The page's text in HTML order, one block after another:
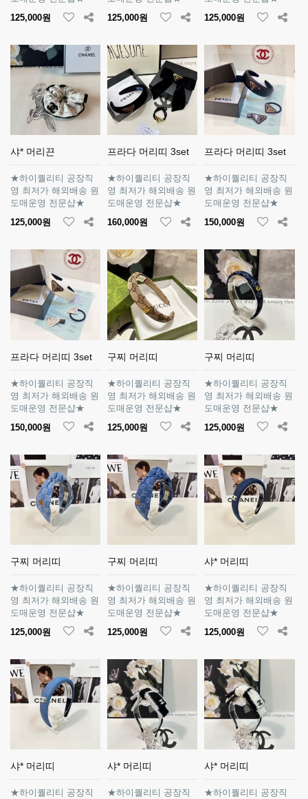
125,000원
125,000원
125,000원
샤* 머리끈
★하이퀄리티 공장직
영 최저가 해외배송 원
도매운영 전문샵★
125,000원
프라다 머리띠 3set
★하이퀄리티 공장직
영 최저가 해외배송 원
도매운영 전문샵★
160,000원
프라다 머리띠 3set
★하이퀄리티 공장직
영 최저가 해외배송 원
도매운영 전문샵★
150,000원
프라다 머리띠 3set
★하이퀄리티 공장직
영 최저가 해외배송 원
도매운영 전문샵★
150,000원
구찌 머리띠
★하이퀄리티 공장직
영 최저가 해외배송 원
도매운영 전문샵★
125,000원
구찌 머리띠
★하이퀄리티 공장직
영 최저가 해외배송 원
도매운영 전문샵★
125,000원
구찌 머리띠
★하이퀄리티 공장직
영 최저가 해외배송 원
도매운영 전문샵★
125,000원
구찌 머리띠
★하이퀄리티 공장직
영 최저가 해외배송 원
도매운영 전문샵★
125,000원
샤* 머리띠
★하이퀄리티 공장직
영 최저가 해외배송 원
도매운영 전문샵★
125,000원
샤* 머리띠
★하이퀄리티 공장직
샤* 머리띠
★하이퀄리티 공장직
샤* 머리띠
★하이퀄리티 공장직